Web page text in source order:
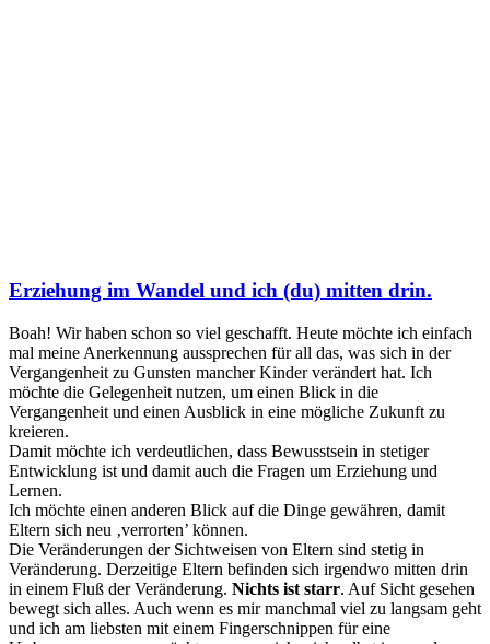
Erziehung im Wandel und ich (du) mitten drin.
Boah! Wir haben schon so viel geschafft. Heute möchte ich einfach
mal meine Anerkennung aussprechen für all das, was sich in der
Vergangenheit zu Gunsten mancher Kinder verändert hat. Ich
möchte die Gelegenheit nutzen, um einen Blick in die
Vergangenheit und einen Ausblick in eine mögliche Zukunft zu
kreieren.
Damit möchte ich verdeutlichen, dass Bewusstsein in stetiger
Entwicklung ist und damit auch die Fragen um Erziehung und
Lernen.
Ich möchte einen anderen Blick auf die Dinge gewähren, damit
Eltern sich neu ‚verrorten’ können.
Die Veränderungen der Sichtweisen von Eltern sind stetig in
Veränderung. Derzeitige Eltern befinden sich irgendwo mitten drin
in einem Fluß der Veränderung. Nichts ist starr. Auf Sicht gesehen
bewegt sich alles. Auch wenn es mir manchmal viel zu langsam geht
und ich am liebsten mit einem Fingerschnippen für eine